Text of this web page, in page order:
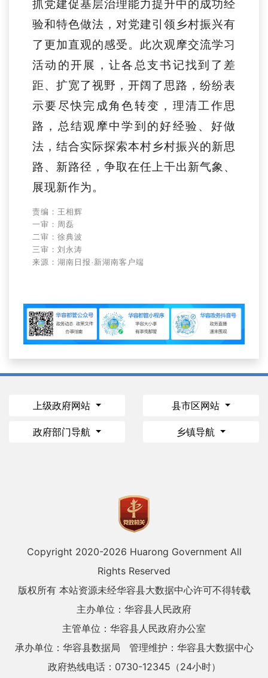
抓党建促基层治理能力提升中的成功经
验和特色做法，对党建引领乡村振兴有
了更加直观的感受。此次观摩交流学习
活动的开展，让各总支书记找到了差
距、扩宽了视野，开阔了思路，纷纷表
示要尽快完成角色转变，理清工作思
路，总结观摩中学到的好经验、好做
法，结合实际探索本村乡村振兴的新思
路、新路径，争取在任上干出新气象、
展现新作为。
责编：王相辉
一审：周磊
二审：徐典波
三审：刘永涛
来源：湖南日报·新湖南客户端
上级政府网站 县市区网站
政府部门导航 乡镇导航
Copyright 2020-2026 Huarong Government All
Rights Reserved
版权所有 本站资源未经华容县大数据中心许可不得转载
主办单位：华容县人民政府
主管单位：华容县人民政府办公室
承办单位：华容县数据局
管理维护：华容县大数据中心
政府热线电话：0730-12345（24小时）